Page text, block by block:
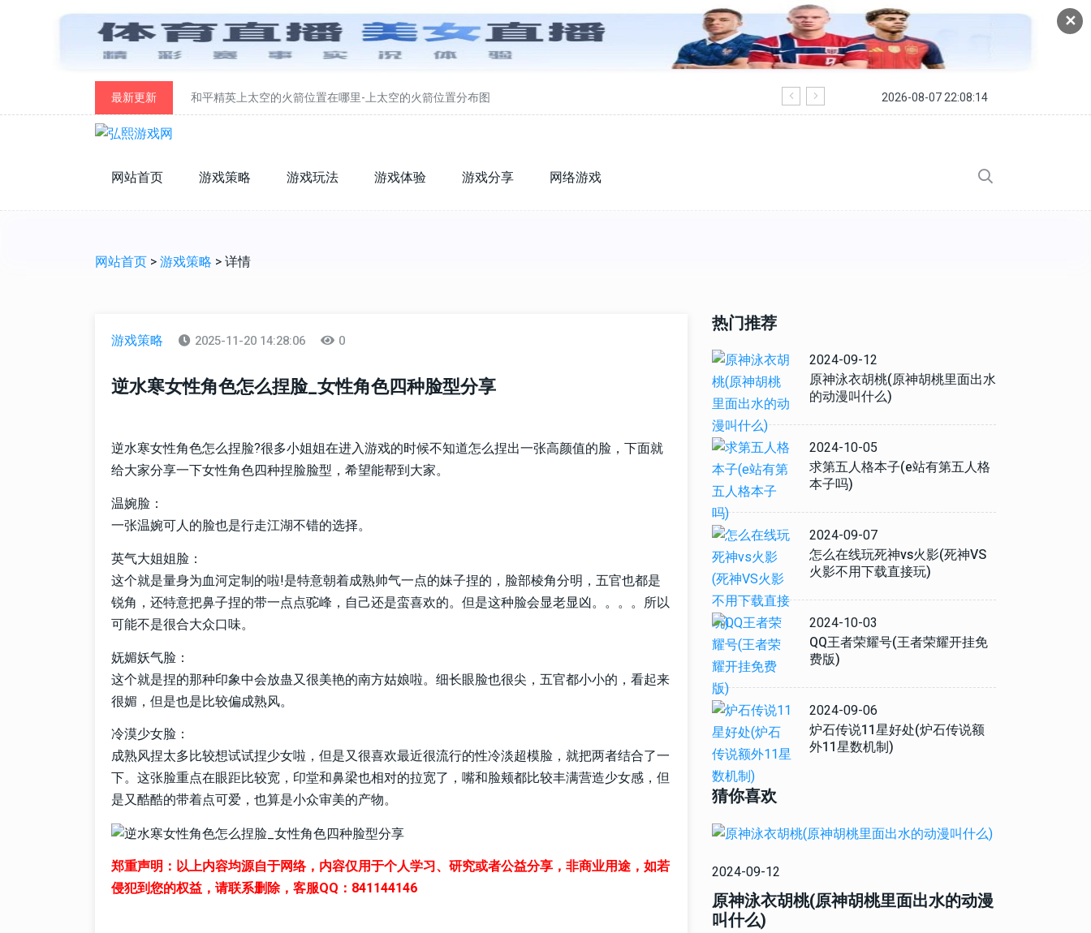
✕
最新更新 和平精英上太空的火箭位置在哪里-上太空的火箭位置分布图 寻仙手游皇陵穹顶副本怎么过 皇陵穹顶
2026-08-07 22:08:14
网站首页 游戏策略 游戏玩法 游戏体验 游戏分享 网络游戏
网站首页 >游戏策略 > 详情
游戏策略 2025-11-20 14:28:06 0
逆水寒女性角色怎么捏脸_女性角色四种脸型分享
逆水寒女性角色怎么捏脸?很多小姐姐在进入游戏的时候不知道怎么捏出一张高颜值的脸，下面就
给大家分享一下女性角色四种捏脸脸型，希望能帮到大家。
温婉脸：
一张温婉可人的脸也是行走江湖不错的选择。
英气大姐姐脸：
这个就是量身为血河定制的啦!是特意朝着成熟帅气一点的妹子捏的，脸部棱角分明，五官也都是
锐角，还特意把鼻子捏的带一点点驼峰，自己还是蛮喜欢的。但是这种脸会显老显凶。。。。所以
可能不是很合大众口味。
妩媚妖气脸：
这个就是捏的那种印象中会放蛊又很美艳的南方姑娘啦。细长眼脸也很尖，五官都小小的，看起来
很媚，但是也是比较偏成熟风。
冷漠少女脸：
成熟风捏太多比较想试试捏少女啦，但是又很喜欢最近很流行的性冷淡超模脸，就把两者结合了一
下。这张脸重点在眼距比较宽，印堂和鼻梁也相对的拉宽了，嘴和脸颊都比较丰满营造少女感，但
是又酷酷的带着点可爱，也算是小众审美的产物。
郑重声明：以上内容均源自于网络，内容仅用于个人学习、研究或者公益分享，非商业用途，如若
侵犯到您的权益，请联系删除，客服QQ：841144146
热门推荐
2024-09-12
原神泳衣胡桃(原神胡桃里面出水
的动漫叫什么)
2024-10-05
求第五人格本子(e站有第五人格
本子吗)
2024-09-07
怎么在线玩死神vs火影(死神VS
火影不用下载直接玩)
2024-10-03
QQ王者荣耀号(王者荣耀开挂免
费版)
2024-09-06
炉石传说11星好处(炉石传说额
外11星数机制)
猜你喜欢
2024-09-12
原神泳衣胡桃(原神胡桃里面出水的动漫
叫什么)